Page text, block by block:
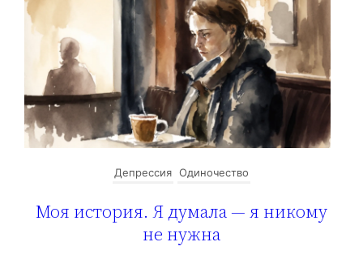
Депрессия Одиночество
Моя история. Я думала — я никому
не нужна